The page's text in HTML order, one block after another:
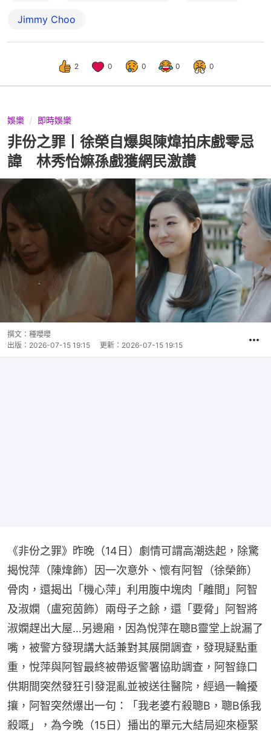
Jimmy Choo
2 0 0 0 0
娛樂 即時娛樂
非份之罪丨徐榮自爆與陳煒拍床戲零忌
諱 林秀怡嫲孫戲獲網民激讚
撰文： 種嚶嚶
出版： 2026-07-15 19:15 更新： 2026-07-15 19:15
《非份之罪》昨晚（14日）劇情可謂高潮迭起，除驚
揭悅萍（陳煒飾）因一次意外、懷有阿智（徐榮飾）
骨肉，還揭出「機心萍」利用腹中塊肉「離間」阿智
及淑嫻（盧宛茵飾）兩母子之餘，還「要脅」阿智將
淑嫻趕出大屋…另邊廂，因為悅萍在聰B靈堂上說漏了
嘴，被警方發現講大話兼對其展開調查，發現疑點重
重，悅萍與阿智最終被帶返警署協助調查，阿智錄口
供期間突然發狂引發混亂並被送往醫院，經過一輪擾
攘，阿智突然爆出一句：「我老婆冇殺聰B，聰B係我
殺嘅」，為今晚（15日）播出的單元大結局迎來極緊